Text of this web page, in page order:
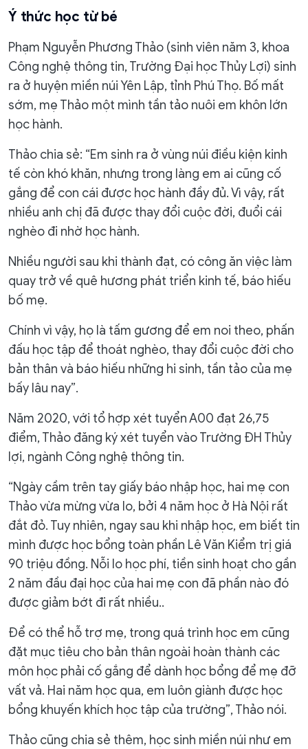
Ý thức học từ bé
Phạm Nguyễn Phương Thảo (sinh viên năm 3, khoa
Công nghệ thông tin, Trường Đại học Thủy Lợi) sinh
ra ở huyện miền núi Yên Lập, tỉnh Phú Thọ. Bố mất
sớm, mẹ Thảo một mình tần tảo nuôi em khôn lớn
học hành.
Thảo chia sẻ: “Em sinh ra ở vùng núi điều kiện kinh
tế còn khó khăn, nhưng trong làng em ai cũng cố
gắng để con cái được học hành đầy đủ. Vì vậy, rất
nhiều anh chị đã được thay đổi cuộc đời, đuổi cái
nghèo đi nhờ học hành.
Nhiều người sau khi thành đạt, có công ăn việc làm
quay trở về quê hương phát triển kinh tế, báo hiếu
bố mẹ.
Chính vì vậy, họ là tấm gương để em noi theo, phấn
đấu học tập để thoát nghèo, thay đổi cuộc đời cho
bản thân và báo hiếu những hi sinh, tần tảo của mẹ
bấy lâu nay”.
Năm 2020, với tổ hợp xét tuyển A00 đạt 26,75
điểm, Thảo đăng ký xét tuyển vào Trường ĐH Thủy
lợi, ngành Công nghệ thông tin.
“Ngày cầm trên tay giấy báo nhập học, hai mẹ con
Thảo vừa mừng vừa lo, bởi 4 năm học ở Hà Nội rất
đắt đỏ. Tuy nhiên, ngay sau khi nhập học, em biết tin
mình được học bổng toàn phần Lê Văn Kiểm trị giá
90 triệu đồng. Nỗi lo học phí, tiền sinh hoạt cho gần
2 năm đầu đại học của hai mẹ con đã phần nào đó
được giảm bớt đi rất nhiều..
Để có thể hỗ trợ mẹ, trong quá trình học em cũng
đặt mục tiêu cho bản thân ngoài hoàn thành các
môn học phải cố gắng để dành học bổng để mẹ đỡ
vất vả. Hai năm học qua, em luôn giành được học
bổng khuyến khích học tập của trường”, Thảo nói.
Thảo cũng chia sẻ thêm, học sinh miền núi như em